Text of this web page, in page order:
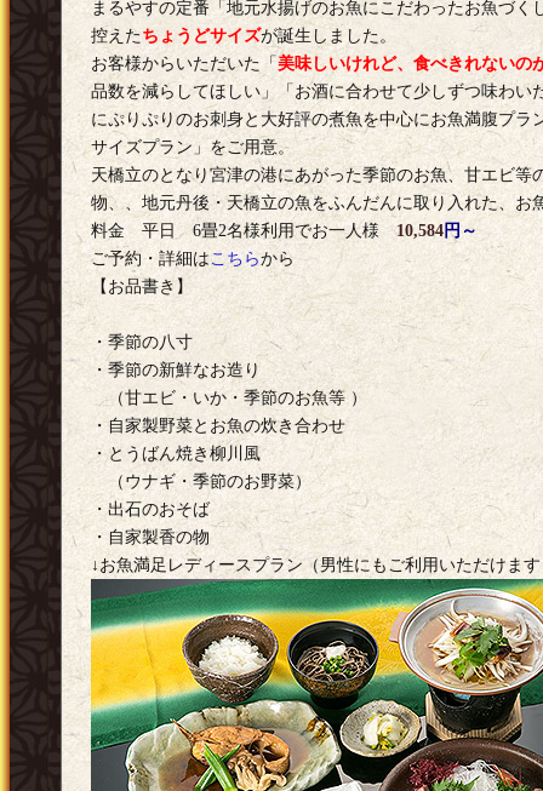
まるやすの定番「地元水揚げのお魚にこだわったお魚づく
控えたちょうどサイズが誕生しました。
お客様からいただいた「美味しいけれど、食べきれないの
品数を減らしてほしい」「お酒に合わせて少しずつ味わい
にぷりぷりのお刺身と大好評の煮魚を中心にお魚満腹プラ
サイズプラン」をご用意。
天橋立のとなり宮津の港にあがった季節のお魚、甘エビ等
物、、地元丹後・天橋立の魚をふんだんに取り入れた、お
料金 平日 6畳2名様利用でお一人様10,584円～
ご予約・詳細はこちらから
【お品書き】
・季節の八寸
・季節の新鮮なお造り
（甘エビ・いか・季節のお魚等 ）
・自家製野菜とお魚の炊き合わせ
・とうばん焼き柳川風
（ウナギ・季節のお野菜）
・出石のおそば
・自家製香の物
↓お魚満足レディースプラン（男性にもご利用いただけま